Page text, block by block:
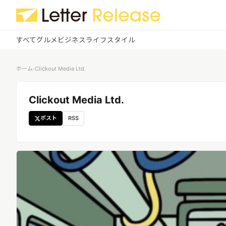
すべてグルメ ビジネス ライフスタイル
すべての記事
ライフスタイル
無料会員登録
ログイン
ログイン
配信プレスリリース配信ユーザー
企業ユーザーでログイン
する
レターリリースを受信（メディア登
録）
ホーム›Clickout Media Ltd.
Clickout Media Ltd.
ポスト RSS